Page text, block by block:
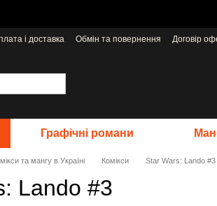
і доставка Обмін та повернення Договір
Графічні романи
та мангу в Україні Комікси Star Wars: Lando #3
Lando #3